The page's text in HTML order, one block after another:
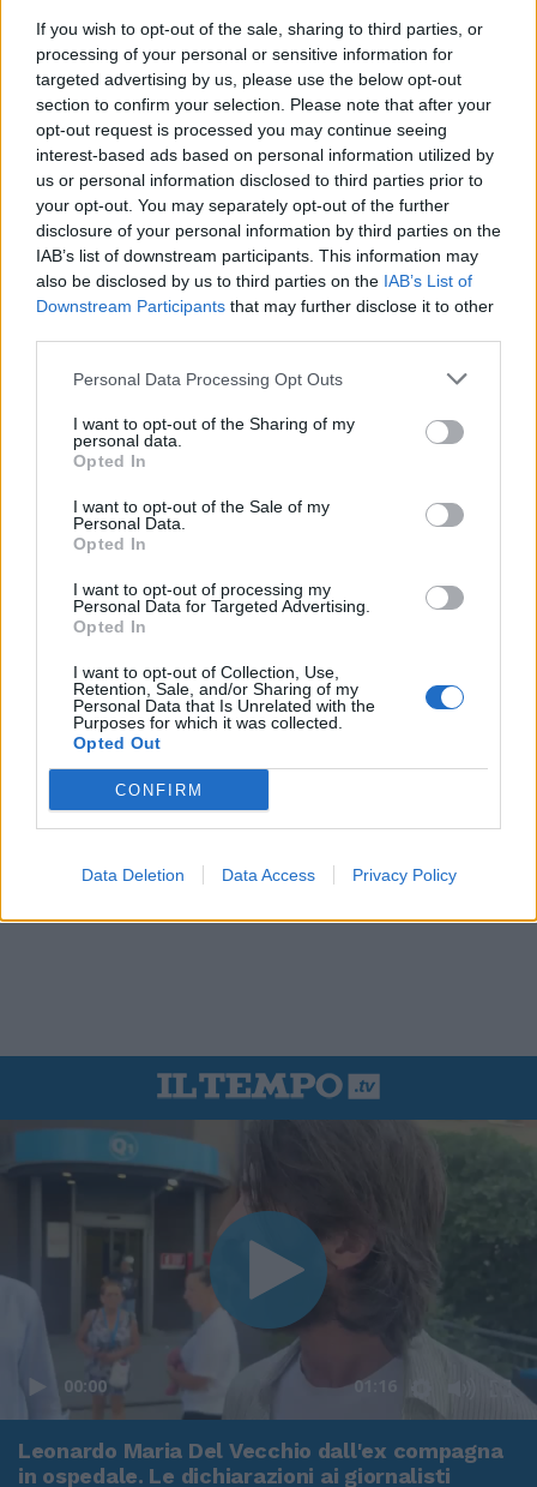
If you wish to opt-out of the sale, sharing to third parties, or
processing of your personal or sensitive information for
targeted advertising by us, please use the below opt-out
section to confirm your selection. Please note that after your
opt-out request is processed you may continue seeing
interest-based ads based on personal information utilized by
us or personal information disclosed to third parties prior to
your opt-out. You may separately opt-out of the further
disclosure of your personal information by third parties on the
IAB’s list of downstream participants. This information may
also be disclosed by us to third parties on the IAB’s List of
Downstream Participants that may further disclose it to other
Personal Data Processing Opt Outs
I want to opt-out of the Sharing of my
personal data.
Opted In
I want to opt-out of the Sale of my
Personal Data.
Opted In
I want to opt-out of processing my
Personal Data for Targeted Advertising.
Opted In
I want to opt-out of Collection, Use,
Retention, Sale, and/or Sharing of my
Personal Data that Is Unrelated with the
Purposes for which it was collected.
Opted Out
CONFIRM
Data Deletion Data Access Privacy Policy
00:00 01:16
Leonardo Maria Del Vecchio dall'ex compagna
in ospedale. Le dichiarazioni ai giornalisti